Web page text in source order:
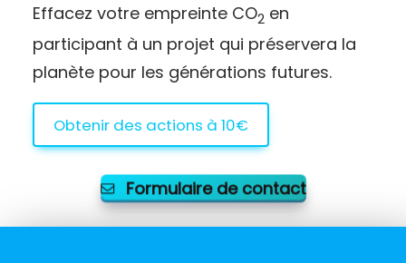
Effacez votre empreinte CO2 en
participant à un projet qui préservera la
planète pour les générations futures.
Obtenir des actions à 10€
Formulaire de contact